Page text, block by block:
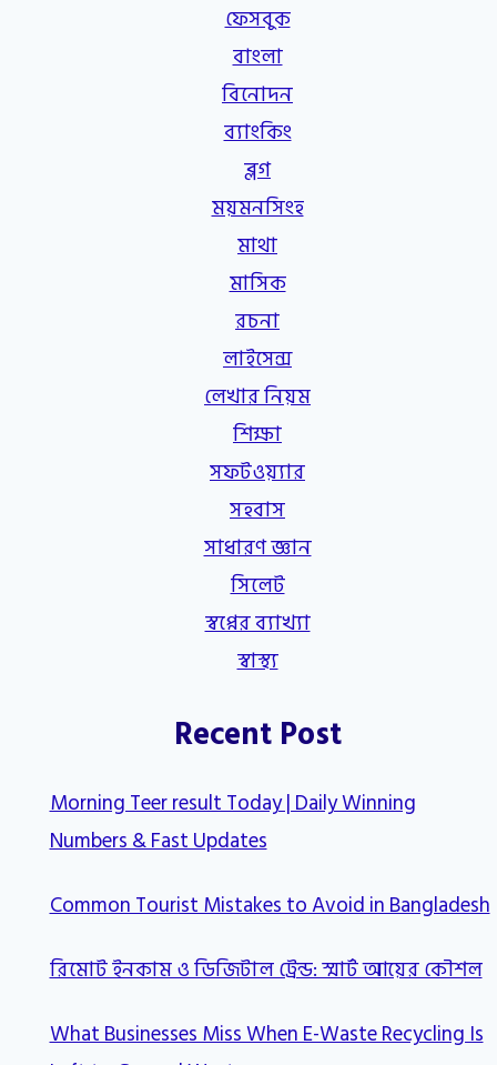
ফেসবুক
বাংলা
বিনোদন
ব্যাংকিং
ব্লগ
ময়মনসিংহ
মাথা
মাসিক
রচনা
লাইসেন্স
লেখার নিয়ম
শিক্ষা
সফটওয়্যার
সহবাস
সাধারণ জ্ঞান
সিলেট
স্বপ্নের ব্যাখ্যা
স্বাস্থ্য
Recent Post
Morning Teer result Today | Daily Winning
Numbers & Fast Updates
Common Tourist Mistakes to Avoid in Bangladesh
রিমোট ইনকাম ও ডিজিটাল ট্রেন্ড: স্মার্ট আয়ের কৌশল
What Businesses Miss When E-Waste Recycling Is